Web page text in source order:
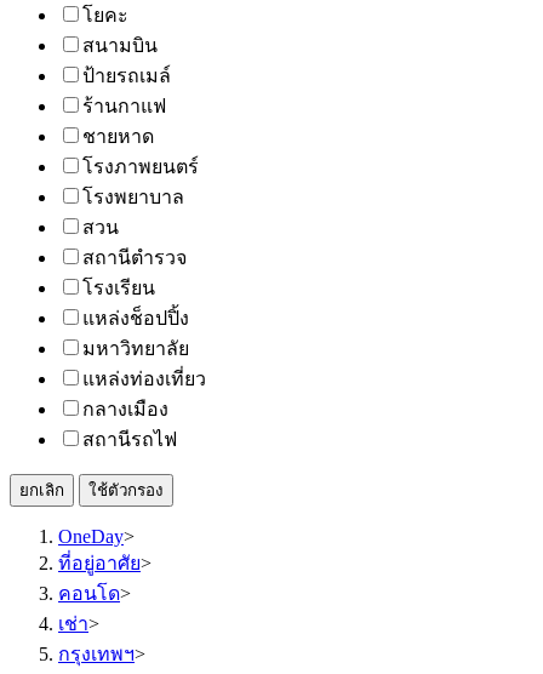
โยคะ
สนามบิน
ป้ายรถเมล์
ร้านกาแฟ
ชายหาด
โรงภาพยนตร์
โรงพยาบาล
สวน
สถานีตำรวจ
โรงเรียน
แหล่งช็อปปิ้ง
มหาวิทยาลัย
แหล่งท่องเที่ยว
กลางเมือง
สถานีรถไฟ
ยกเลิก ใช้ตัวกรอง
OneDay>
ที่อยู่อาศัย>
คอนโด>
เช่า>
กรุงเทพฯ>